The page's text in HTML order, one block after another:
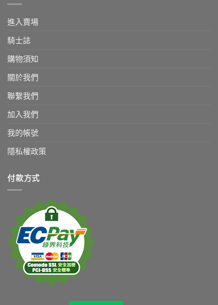
進入賣場
騎士誌
購物須知
關於我們
聯繫我們
加入我們
我的帳號
隱私權政策
付款方式